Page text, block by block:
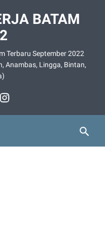
BATAM
Terbaru September 2022
Anambas, Lingga, Bintan,